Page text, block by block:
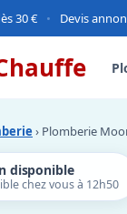
30 € • Devis
› Plomberie
disponible
chez vous à 12h50